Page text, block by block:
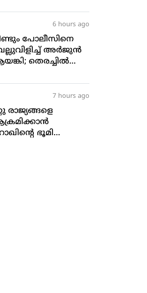
6 hours ago
പോലീസിനെ
അര്‍ജുന്‍
തെരച്ചില്‍
7 hours ago
രാജ്യങ്ങളെ
ഭൂമി